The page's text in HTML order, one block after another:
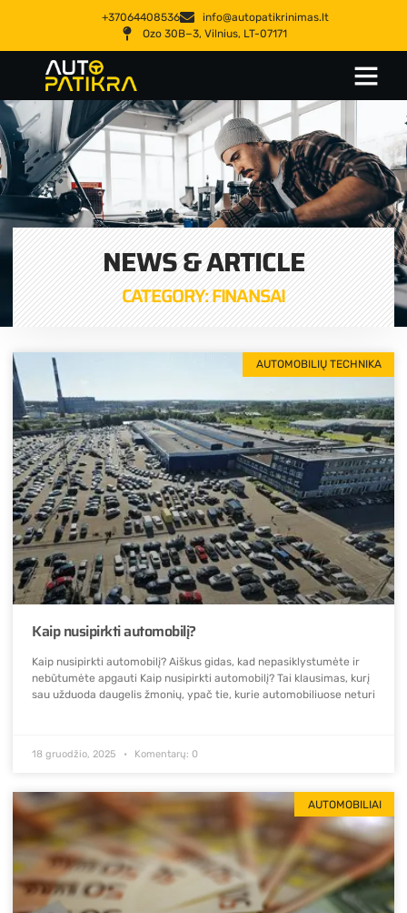
+37064408536
info@autopatikrinimas.lt
Ozo 30B−3, Vilnius, LT-07171
NEWS & ARTICLE
CATEGORY: FINANSAI
AUTOMOBILIŲ TECHNIKA
Kaip nusipirkti automobilį?
Kaip nusipirkti automobilį? Aiškus gidas, kad nepasiklystumėte ir
nebūtumėte apgauti Kaip nusipirkti automobilį? Tai klausimas, kurį
sau užduoda daugelis žmonių, ypač tie, kurie automobiliuose neturi
18 gruodžio, 2025 Komentarų: 0
AUTOMOBILIAI